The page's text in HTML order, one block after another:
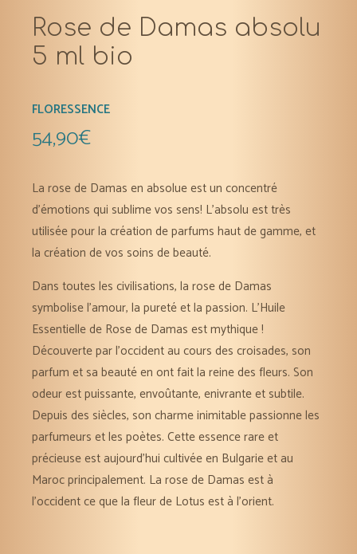
Rose de Damas absolu
5 ml bio
FLORESSENCE
54,90€
La rose de Damas en absolue est un concentré
d’émotions qui sublime vos sens! L’absolu est très
utilisée pour la création de parfums haut de gamme, et
la création de vos soins de beauté.
Dans toutes les civilisations, la rose de Damas
symbolise l’amour, la pureté et la passion. L’Huile
Essentielle de Rose de Damas est mythique !
Découverte par l’occident au cours des croisades, son
parfum et sa beauté en ont fait la reine des fleurs. Son
odeur est puissante, envoûtante, enivrante et subtile.
Depuis des siècles, son charme inimitable passionne les
parfumeurs et les poètes. Cette essence rare et
précieuse est aujourd’hui cultivée en Bulgarie et au
Maroc principalement. La rose de Damas est à
l’occident ce que la fleur de Lotus est à l’orient.